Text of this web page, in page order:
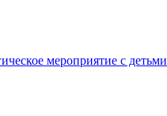
мероприятие с детьми